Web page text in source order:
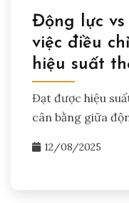
Động lực
việc điều
hiệu suất
Đạt được hiệu
cân bằng giữa
12/08/2025